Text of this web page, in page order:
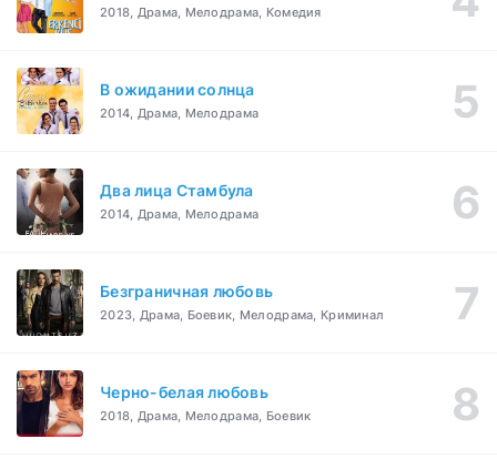
2018, Драма, Мелодрама, Комедия
В ожидании солнца
2014, Драма, Мелодрама
Два лица Стамбула
2014, Драма, Мелодрама
Безграничная любовь
2023, Драма, Боевик, Мелодрама, Криминал
Черно-белая любовь
2018, Драма, Мелодрама, Боевик